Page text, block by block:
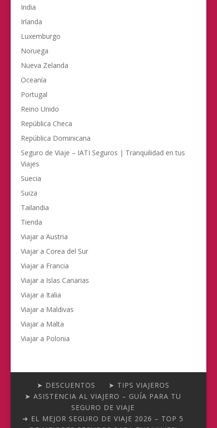
India
Irlanda
Luxemburgo
Noruega
Nueva Zelanda
Oceanía
Portugal
Reino Unido
República Checa
República Dominicana
Seguro de Viaje – IATI Seguros | Tranquilidad en tus
Viajes
Suecia
Suiza
Tailandia
Tienda
Viajar a Austria
Viajar a Corea del Sur
Viajar a Francia
Viajar a Islas Canarias
Viajar a Italia
Viajar a Maldivas
Viajar a Malta
Viajar a Polonia
➤ DESCUENTOS
➤ TIPS VIAJEROS
➤ ASISTENCIA AL VIAJERO – GUÍA PARA TU
SEGURO DE VIAJE
➜ EL MEJOR SEGURO DE VIAJE 2026 – TOP 5